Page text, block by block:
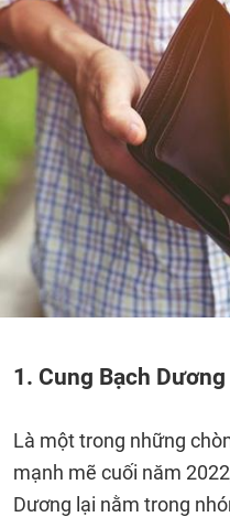
1. Cung Bạch Dương
Là một trong những
mạnh mẽ cuối năm
Dương lại nằm trong